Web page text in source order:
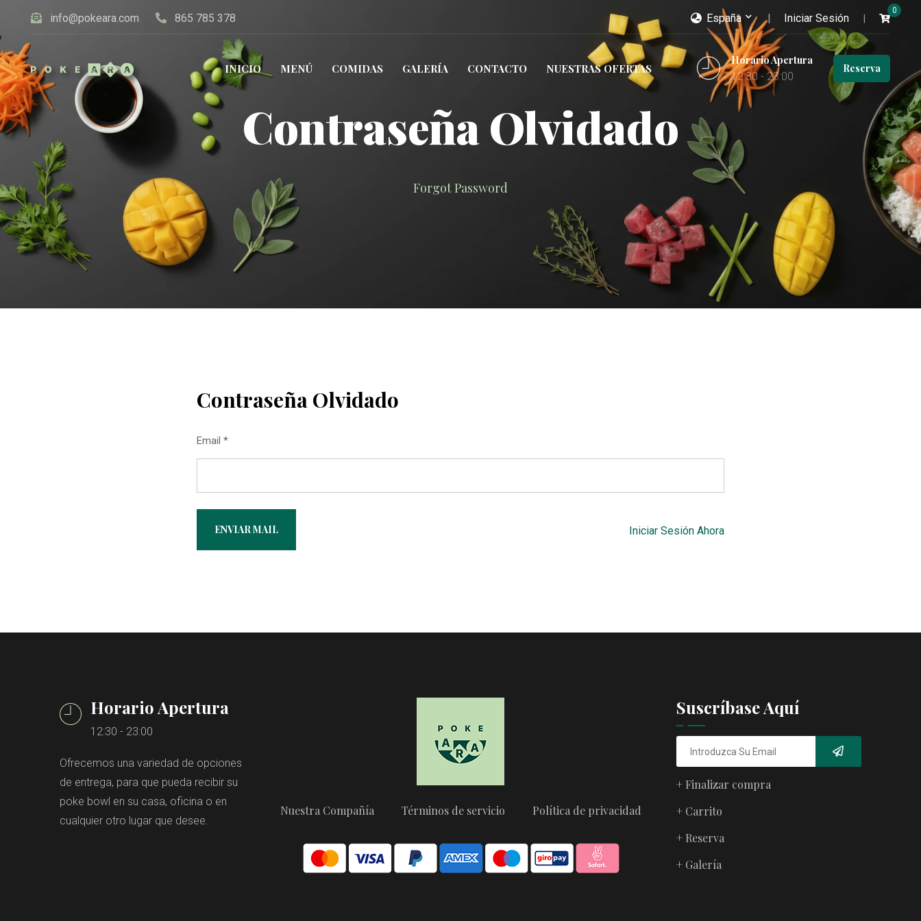
info@pokeara.com 865 785 378 España Iniciar Sesión
0
INICIO MENÚ COMIDAS GALERÍA CONTACTO NUESTRAS OFERTAS
Horario Apertura
12:30 - 23:00
Reserva
Contraseña Olvidado
Forgot Password
Contraseña Olvidado
Email *
ENVIAR MAIL Iniciar Sesión Ahora
Horario Apertura
12:30 - 23:00
Ofrecemos una variedad de opciones
de entrega, para que pueda recibir su
poke bowl en su casa, oficina o en
cualquier otro lugar que desee.
Nuestra Compañía Términos de servicio Política de privacidad
Suscríbase Aquí
+ Finalizar compra
+ Carrito
+ Reserva
+ Galería